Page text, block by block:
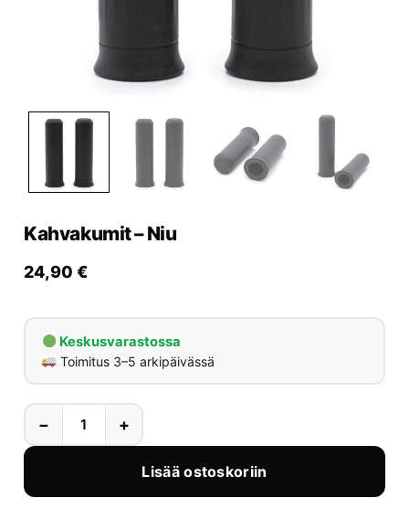
Yhteystiedot
Kahvakumit – Niu
24,90 €
Keskusvarastossa
Toimitus 3–5 arkipäivässä
− +
Lisää ostoskoriin